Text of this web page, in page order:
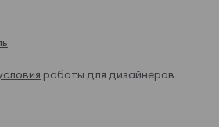
работы для дизайнеров.